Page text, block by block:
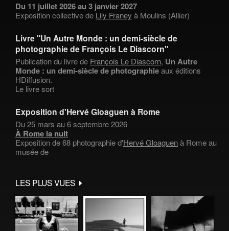
Du 11 juillet 2026 au 3 janvier 2027
Exposition collective de Lily Franey à Moulins (Allier)
Livre "Un Autre Monde : un demi-siècle de
photographie de François Le Diascorn"
Publication du livre de François Le Diascorn, Un Autre
Monde : un demi-siècle de photographieaux éditions
HDiffusion.
Le livre sort
Exposition d'Hervé Gloaguen à Rome
Du 25 mars au 6 septembre 2026
À Rome la nuit
Exposition de 68 photographie d'Hervé Gloaguenà Rome au
musée de
LES PLUS VUES